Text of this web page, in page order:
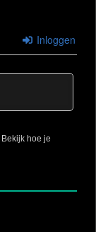
Inloggen
Bekijk hoe je